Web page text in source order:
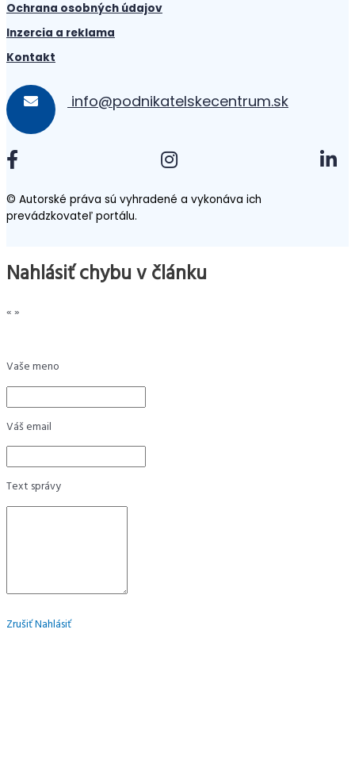
Ochrana osobných údajov
Inzercia a reklama
Kontakt
info@podnikatelskecentrum.sk
© Autorské práva sú vyhradené a vykonáva ich
prevádzkovateľ portálu.
Nahlásiť chybu v článku
«»
Vaše meno
Váš email
Text správy
ZrušiťNahlásiť